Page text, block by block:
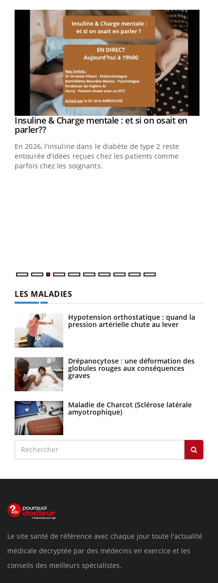
Youtube
Insuline & Charge mentale : et si on osait en
parler??Youtube
En 2026, l'insuline dans le diabète de type 2 reste
entourée d'idées reçues chez les patients comme
parfois chez les soignants.
LES MALADIES
Hypotension orthostatique : quand la
pression artérielle chute au lever
Drépanocytose : une déformation des
globules rouges aux conséquences
graves
Maladie de Charcot (Sclérose latérale
amyotrophique)
Le site santé de référence avec chaque jour toute l'actualité
médicale decryptée par des médecins en exercice et les
conseils des meilleurs spécialistes.